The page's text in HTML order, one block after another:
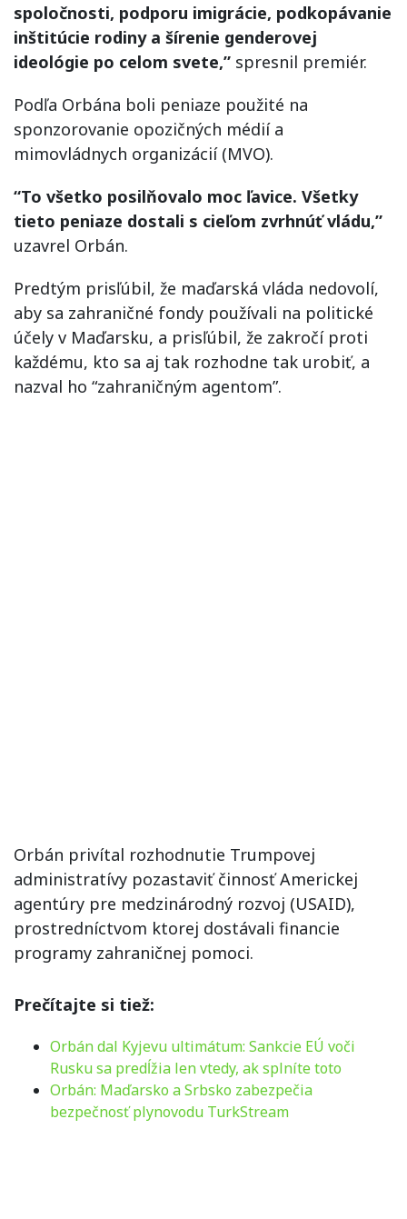
spoločnosti, podporu imigrácie, podkopávanie
inštitúcie rodiny a šírenie genderovej
ideológie po celom svete,” spresnil premiér.
Podľa Orbána boli peniaze použité na
sponzorovanie opozičných médií a
mimovládnych organizácií (MVO).
“To všetko posilňovalo moc ľavice. Všetky
tieto peniaze dostali s cieľom zvrhnúť vládu,”
uzavrel Orbán.
Predtým prisľúbil, že maďarská vláda nedovolí,
aby sa zahraničné fondy používali na politické
účely v Maďarsku, a prisľúbil, že zakročí proti
každému, kto sa aj tak rozhodne tak urobiť, a
nazval ho “zahraničným agentom”.
Orbán privítal rozhodnutie Trumpovej
administratívy pozastaviť činnosť Americkej
agentúry pre medzinárodný rozvoj (USAID),
prostredníctvom ktorej dostávali financie
programy zahraničnej pomoci.
Prečítajte si tiež:
Orbán dal Kyjevu ultimátum: Sankcie EÚ voči
Rusku sa predĺžia len vtedy, ak splníte toto
Orbán: Maďarsko a Srbsko zabezpečia
bezpečnosť plynovodu TurkStream